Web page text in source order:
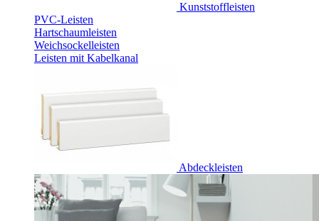
Kunststoffleisten
PVC-Leisten
Hartschaumleisten
Weichsockelleisten
Leisten mit Kabelkanal
Abdeckleisten